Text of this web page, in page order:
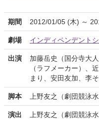
期間 2012/01/05 (木) ～
劇場 インディペンデント
出演
加藤岳史（国分寺大
（ラフメーカー）、
まり、安田友加、李
脚本 上野友之（劇団競泳水
演出 上野友之（劇団競泳水